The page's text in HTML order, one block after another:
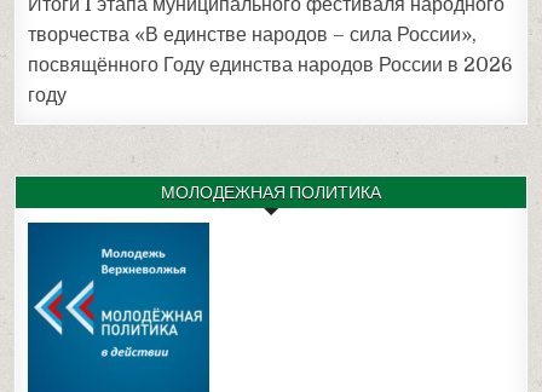
Итоги I этапа муниципального фестиваля народного
творчества «В единстве народов – сила России»,
посвящённого Году единства народов России в 2026
году
МОЛОДЕЖНАЯ ПОЛИТИКА